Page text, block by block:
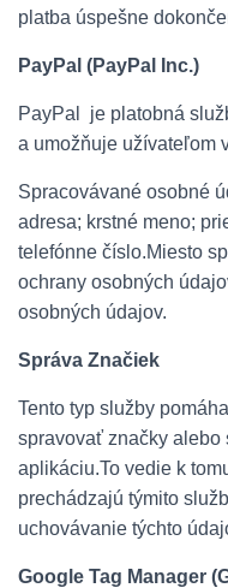
platba úspešne
PayPal (PayPal Inc.)
PayPal je platobná
a umožňuje užívateľom
Spracovávané osobné
adresa; krstné meno;
telefónne číslo.Miesto
ochrany osobných
osobných údajov.
Správa Značiek
Tento typ služby
spravovať značky alebo
aplikáciu.To vedie k
prechádzajú týmito
uchovávanie týchto
Google Tag Manager